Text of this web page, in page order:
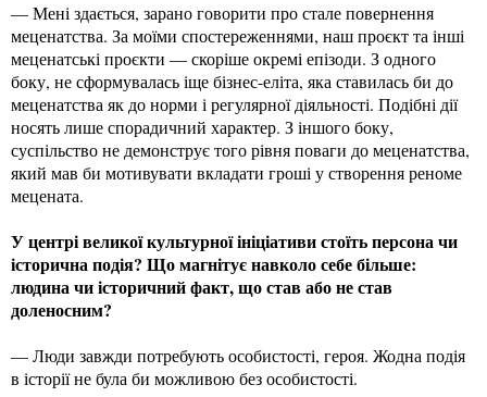
— Мені здається, зарано говорити про стале повернення
меценатства. За моїми спостереженнями, наш проєкт та інші
меценатські проєкти — скоріше окремі епізоди. З одного
боку, не сформувалась іще бізнес-еліта, яка ставилась би до
меценатства як до норми і регулярної діяльності. Подібні дії
носять лише спорадичний характер. З іншого боку,
суспільство не демонструє того рівня поваги до меценатства,
який мав би мотивувати вкладати гроші у створення реноме
мецената.
У центрі великої культурної ініціативи стоїть персона чи
історична подія? Що магнітує навколо себе більше:
людина чи історичний факт, що став або не став
доленосним?
— Люди завжди потребують особистості, героя. Жодна подія
в історії не була би можливою без особистості.